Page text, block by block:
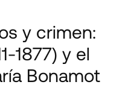
y crimen:
1877) y el
Bonamot